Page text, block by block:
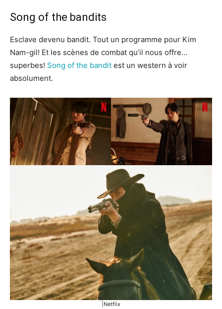
Song of the bandits
Esclave devenu bandit. Tout un programme pour Kim
Nam-gil! Et les scènes de combat qu’il nous offre…
superbes! Song of the bandit est un western à voir
absolument.
|Netflix